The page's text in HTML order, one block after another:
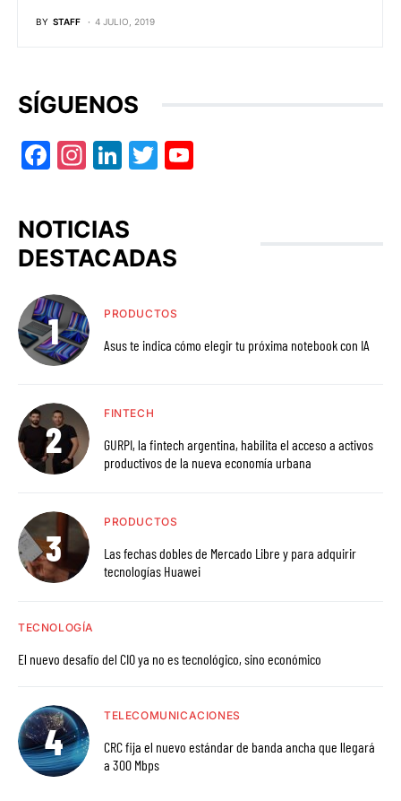
BY STAFF 4 JULIO, 2019
SÍGUENOS
Facebook
Instagram
LinkedIn
Twitter
NOTICIAS
DESTACADAS
PRODUCTOS
Asus te indica cómo elegir tu próxima notebook con IA
FINTECH
GURPI, la fintech argentina, habilita el acceso a activos
productivos de la nueva economía urbana
PRODUCTOS
Las fechas dobles de Mercado Libre y para adquirir
tecnologías Huawei
TECNOLOGÍA
El nuevo desafío del CIO ya no es tecnológico, sino económico
TELECOMUNICACIONES
CRC fija el nuevo estándar de banda ancha que llegará
a 300 Mbps